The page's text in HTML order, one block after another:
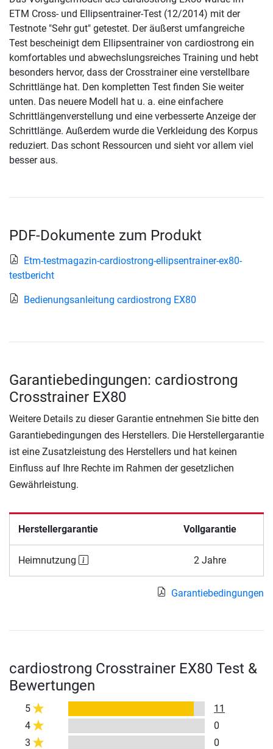
ETM Cross- und Ellipsentrainer-Test (12/2014) mit der
Testnote "Sehr gut" getestet. Der äußerst umfangreiche
Test bescheinigt dem Ellipsentrainer von cardiostrong ein
komfortables und abwechslungsreiches Training und hebt
besonders hervor, dass der Crosstrainer eine verstellbare
Schrittlänge hat. Den kompletten Test finden Sie weiter
unten. Das neuere Modell hat u. a. eine einfachere
Schrittlängenverstellung und eine verbesserte Anzeige der
Schrittlänge. Außerdem wurde die Verkleidung des Korpus
reduziert. Das schont Ressourcen und sieht vor allem viel
besser aus.
PDF-Dokumente zum Produkt
Etm-testmagazin-cardiostrong-ellipsentrainer-ex80-
testbericht
Bedienungsanleitung cardiostrong EX80
Garantiebedingungen: cardiostrong
Crosstrainer EX80
Weitere Details zu dieser Garantie entnehmen Sie bitte den
Garantiebedingungen des Herstellers. Die Herstellergarantie
ist eine Zusatzleistung des Herstellers und hat keinen
Einfluss auf Ihre Rechte im Rahmen der gesetzlichen
Gewährleistung.
Herstellergarantie Vollgarantie
Heimnutzung 2 Jahre
Garantiebedingungen
cardiostrong Crosstrainer EX80 Test &
Bewertungen
5
11
4
0
3
0